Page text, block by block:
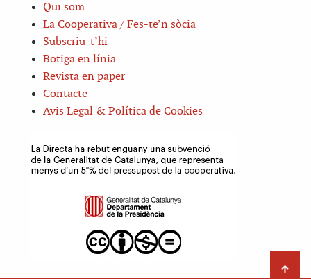
Qui som
La Cooperativa / Fes-te’n sòcia
Subscriu-t’hi
Botiga en línia
Revista en paper
Contacte
Avis Legal & Política de Cookies